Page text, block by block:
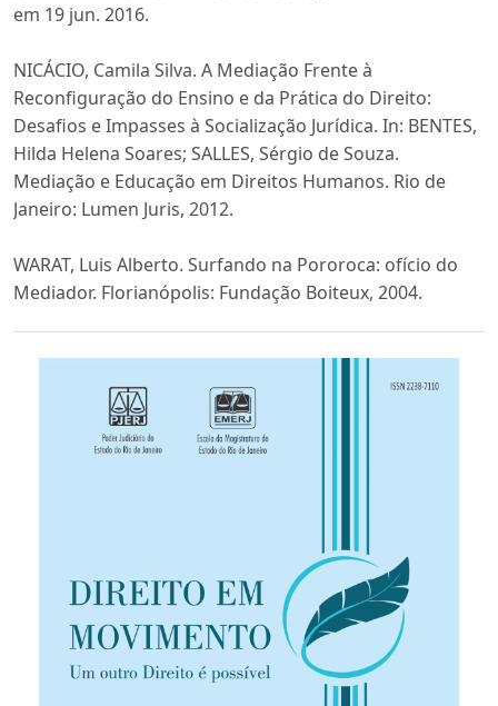
em 19 jun. 2016.
NICÁCIO, Camila Silva. A Mediação Frente à
Reconfiguração do Ensino e da Prática do Direito:
Desafios e Impasses à Socialização Jurídica. In: BENTES,
Hilda Helena Soares; SALLES, Sérgio de Souza.
Mediação e Educação em Direitos Humanos. Rio de
Janeiro: Lumen Juris, 2012.
WARAT, Luis Alberto. Surfando na Pororoca: ofício do
Mediador. Florianópolis: Fundação Boiteux, 2004.